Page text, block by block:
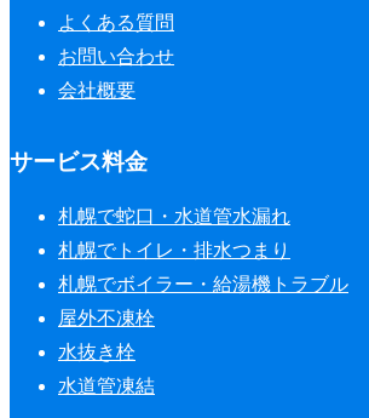
よくある質問
お問い合わせ
会社概要
サービス料金
札幌で蛇口・水道管水漏れ
札幌でトイレ・排水つまり
札幌でボイラー・給湯機トラブル
屋外不凍栓
水抜き栓
水道管凍結